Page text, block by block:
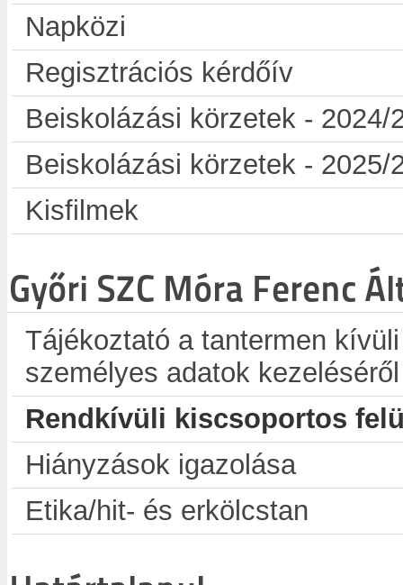
Napközi
Regisztrációs kérdőív
Beiskolázási körzetek - 2024/
Beiskolázási körzetek - 2025/
Kisfilmek
Győri SZC Móra Ferenc
Tájékoztató a tantermen
személyes adatok kezeléséről
Rendkívüli kiscsoportos
Hiányzások igazolása
Etika/hit- és erkölcstan